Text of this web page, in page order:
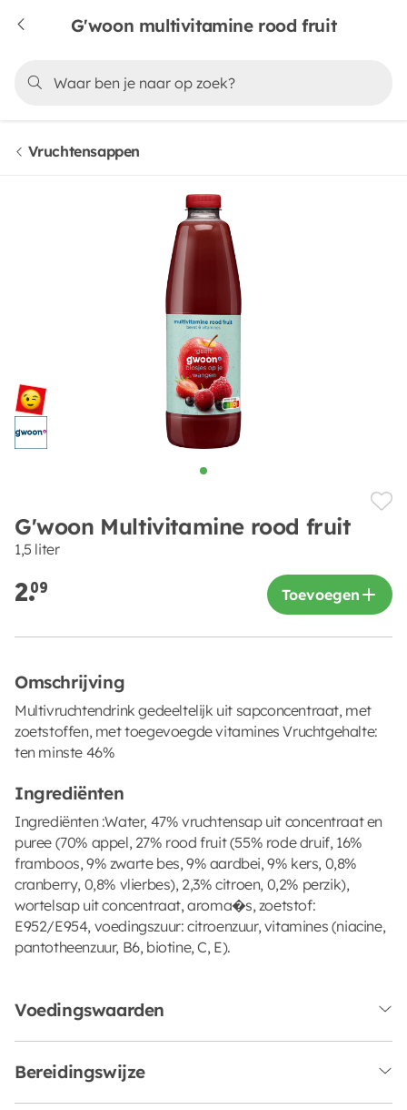
G'woon multivitamine rood fruit
Vruchtensappen
G'woon Multivitamine rood fruit
1,5 liter
2.09 Toevoegen
Omschrijving
Multivruchtendrink gedeeltelijk uit sapconcentraat, met
zoetstoffen, met toegevoegde vitamines Vruchtgehalte:
ten minste 46%
Ingrediënten
Ingrediënten :Water, 47% vruchtensap uit concentraat en
puree (70% appel, 27% rood fruit (55% rode druif, 16%
framboos, 9% zwarte bes, 9% aardbei, 9% kers, 0,8%
cranberry, 0,8% vlierbes), 2,3% citroen, 0,2% perzik),
wortelsap uit concentraat, aroma�s, zoetstof:
E952/E954, voedingszuur: citroenzuur, vitamines (niacine,
pantotheenzuur, B6, biotine, C, E).
Voedingswaarden
Bereidingswijze